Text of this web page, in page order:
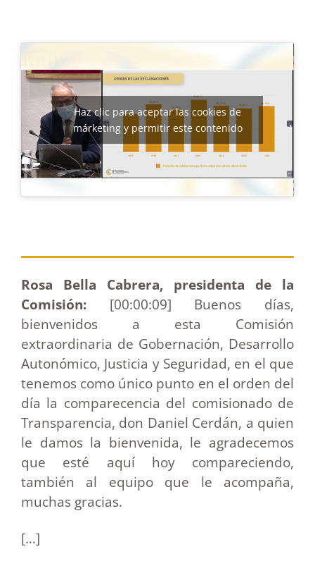
Haz clic para aceptar las cookies de
márketing y permitir este contenido
Rosa Bella Cabrera, presidenta de la
Comisión: [00:00:09] Buenos días,
bienvenidos a esta Comisión
extraordinaria de Gobernación, Desarrollo
Autonómico, Justicia y Seguridad, en el que
tenemos como único punto en el orden del
día la comparecencia del comisionado de
Transparencia, don Daniel Cerdán, a quien
le damos la bienvenida, le agradecemos
que esté aquí hoy compareciendo,
también al equipo que le acompaña,
muchas gracias.
[…]